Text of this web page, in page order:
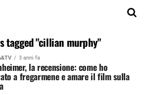
tagged "cillian murphy"
3 anni fa
la recensione: come ho
a fregarmene e amare il film sulla